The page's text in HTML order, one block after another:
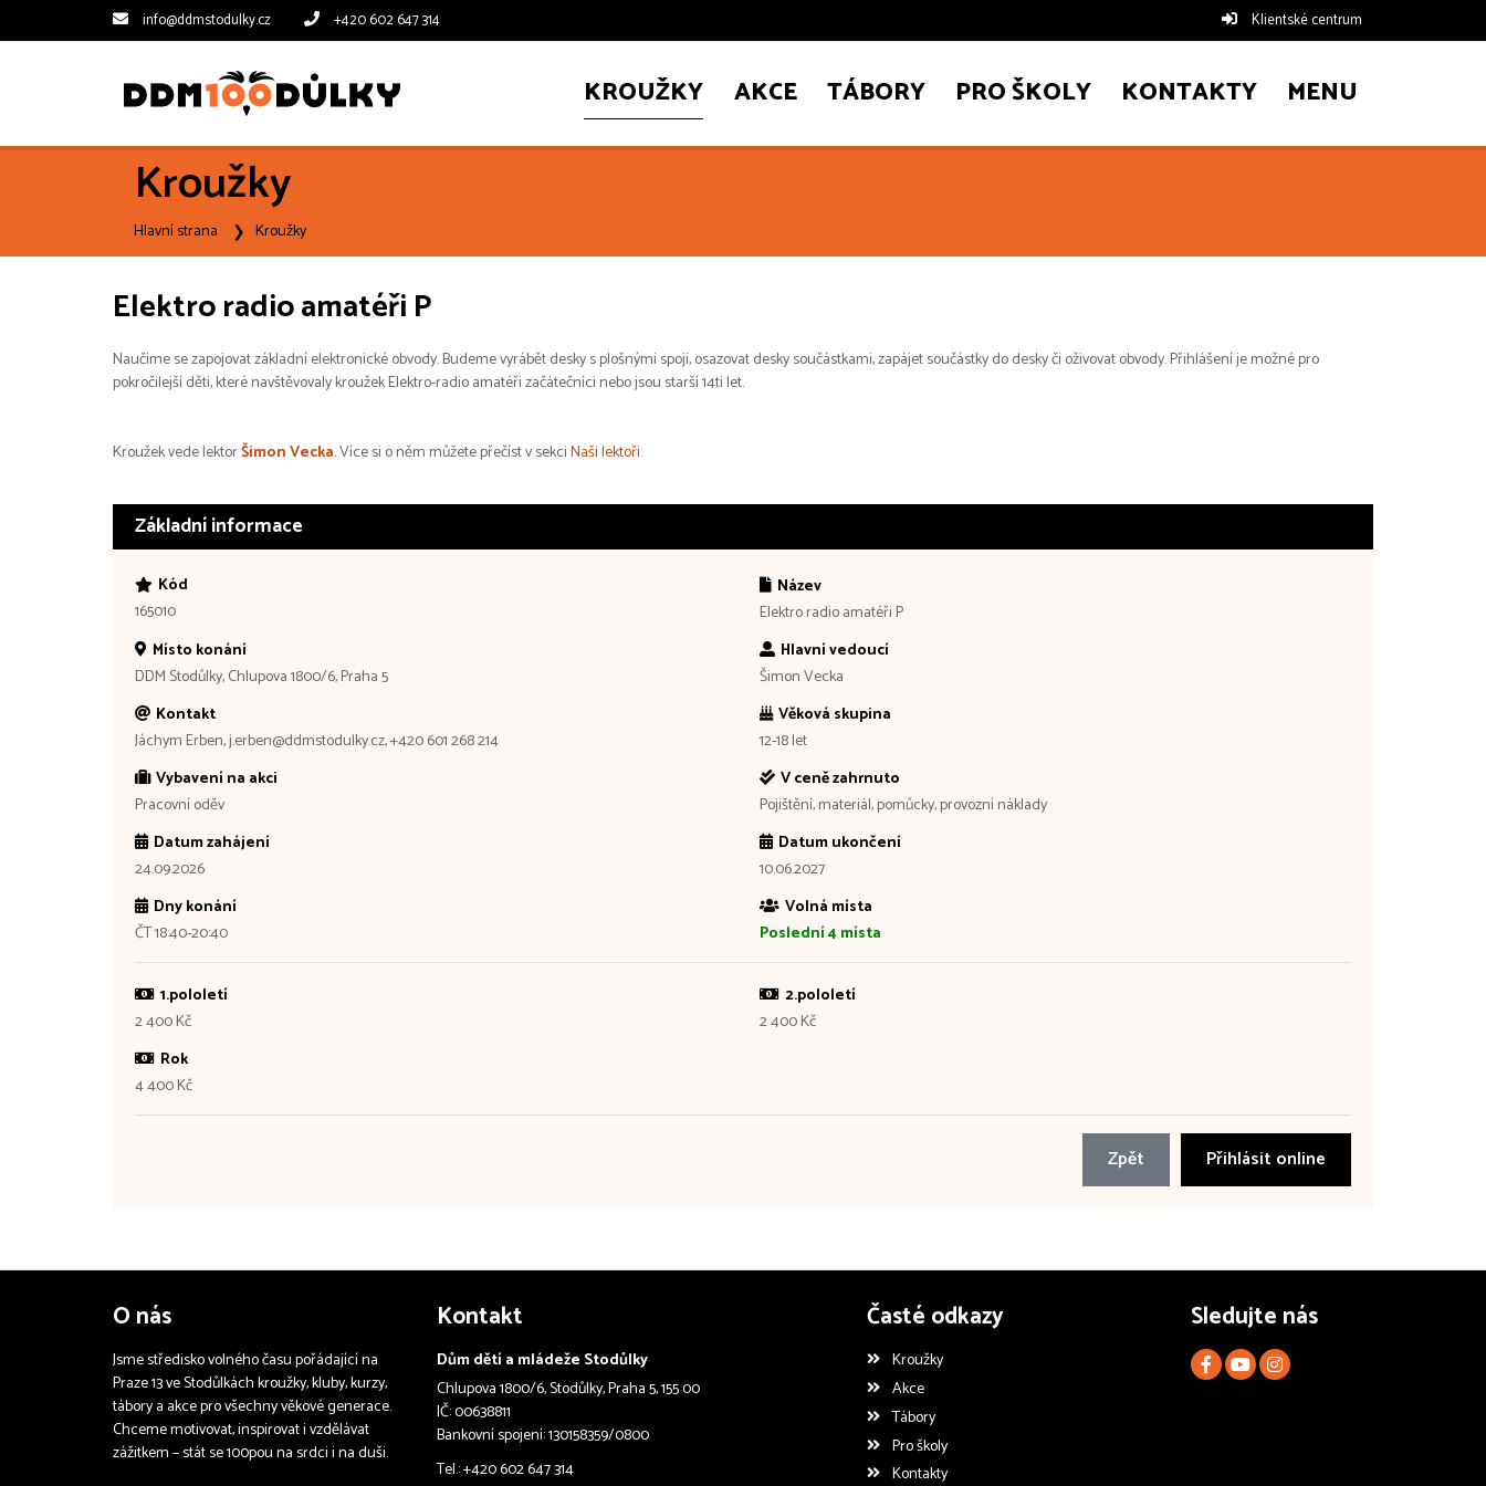
info@ddmstodulky.cz +420 602 647 314 Klientské centrum
KROUŽKY AKCE TÁBORY PRO ŠKOLY KONTAKTY MENU
Kroužky
Hlavní strana Kroužky
Elektro radio amatéři P
Naučíme se zapojovat základní elektronické obvody. Budeme vyrábět desky s plošnými spoji, osazovat desky součástkami, zapájet součástky do desky či oživovat obvody. Přihlášení je možné pro
pokročilejší děti, které navštěvovaly kroužek Elektro-radio amatéři začátečníci nebo jsou starší 14ti let.
Kroužek vede lektorŠimon Vecka. Více si o něm můžete přečíst v sekciNaši lektoři.
Základní informace
Kód
165010
Název
Elektro radio amatéři P
Místo konání
DDM Stodůlky, Chlupova 1800/6, Praha 5
Hlavní vedoucí
Šimon Vecka
Kontakt
Jáchym Erben, j.erben@ddmstodulky.cz, +420 601 268 214
Věková skupina
12-18 let
Vybavení na akci
Pracovní oděv
V ceně zahrnuto
Pojištění, materiál, pomůcky, provozní náklady
Datum zahájení
24.09.2026
Datum ukončení
10.06.2027
Dny konání
ČT 18:40-20:40
Volná místa
Poslední 4 místa
1.pololetí
2 400 Kč
2.pololetí
2 400 Kč
Rok
4 400 Kč
Přihlásit online
Zpět
O nás
Jsme středisko volného času pořádající na
Praze 13 ve Stodůlkách kroužky, kluby, kurzy,
tábory a akce pro všechny věkové generace.
Chceme motivovat, inspirovat i vzdělávat
zážitkem – stát se 100pou na srdci i na duši.
Kontakt
Dům dětí a mládeže Stodůlky
Chlupova 1800/6, Stodůlky, Praha 5, 155 00
IČ: 00638811
Bankovní spojení: 130158359/0800
Tel.: +420 602 647 314
Časté odkazy
Kroužky
Akce
Tábory
Pro školy
Kontakty
Sledujte nás